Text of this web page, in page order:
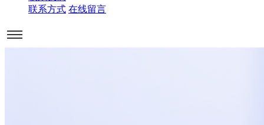
联系方式 在线留言